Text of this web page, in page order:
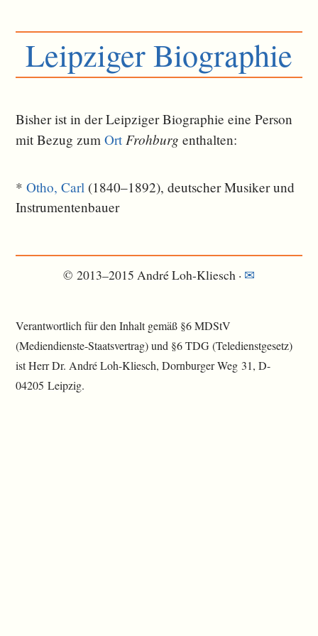
Leipziger Biographie
Bisher ist in der Leipziger Biographie eine Person
mit Bezug zumOrt Frohburg ent­halten:
*Otho, Carl (1840–1892), deutscher Musiker und
Instrumentenbauer
© 2013–2015 André Loh-Kliesch · ✉
Verantwortlich für den Inhalt gemäß §6 MDStV
(Mediendienste-Staatsvertrag) und §6 TDG (Teledienstgesetz)
ist Herr Dr. André Loh-Kliesch, Dornburger Weg 31, D-
04205 Leipzig.